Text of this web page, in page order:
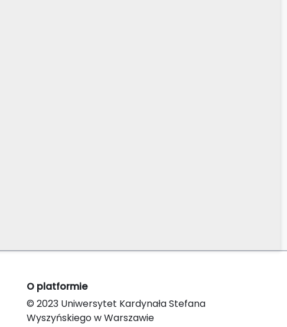
O platformie
© 2023 Uniwersytet Kardynała Stefana
Wyszyńskiego w Warszawie